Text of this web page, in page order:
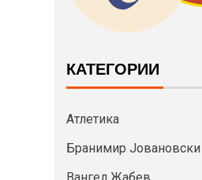
КАТЕГОРИИ
Атлетика
Бранимир Јовановски